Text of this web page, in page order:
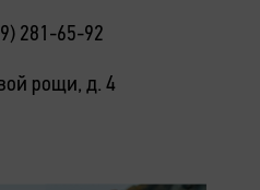
281-65-92
рощи, д. 4